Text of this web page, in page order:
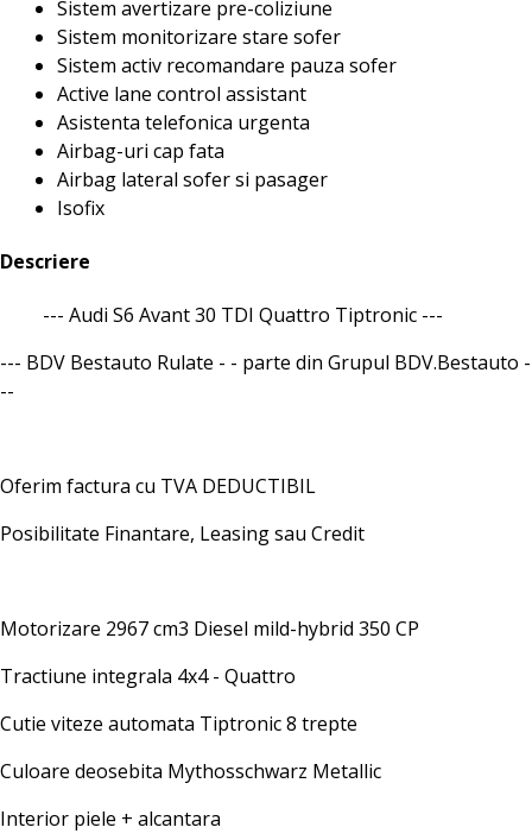
Sistem avertizare pre-coliziune
Sistem monitorizare stare sofer
Sistem activ recomandare pauza sofer
Active lane control assistant
Asistenta telefonica urgenta
Airbag-uri cap fata
Airbag lateral sofer si pasager
Isofix
Descriere
--- Audi S6 Avant 30 TDI Quattro Tiptronic ---
--- BDV Bestauto Rulate - - parte din Grupul BDV.Bestauto -
--
Oferim factura cu TVA DEDUCTIBIL
Posibilitate Finantare, Leasing sau Credit
Motorizare 2967 cm3 Diesel mild-hybrid 350 CP
Tractiune integrala 4x4 - Quattro
Cutie viteze automata Tiptronic 8 trepte
Culoare deosebita Mythosschwarz Metallic
Interior piele + alcantara